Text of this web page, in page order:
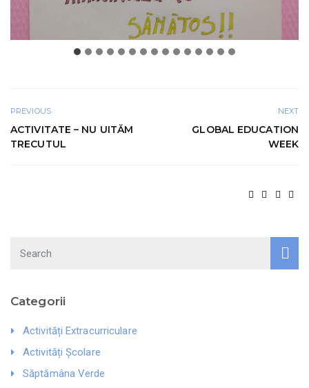
PREVIOUS
ACTIVITATE – NU UITĂM
TRECUTUL
NEXT
GLOBAL EDUCATION
WEEK
Categorii
Activități Extracurriculare
Activități Școlare
Săptămâna Verde